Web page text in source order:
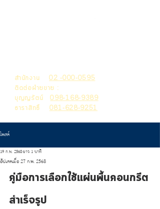
สำนักงาน 02 -000-0595
ติดต่อฝ่ายขาย :
บุญญรัตน์098-168-9389
ธาราสิทธิ์ 081-628-9251
โพสต์
19 ก.พ. 2568ยาว 1 นาที
อัปเดตเมื่อ27 ก.พ. 2568
คู่มือการเลือกใช้แผ่นพื้นคอนกรีต
สำเร็จรูป